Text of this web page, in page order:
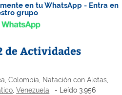
en tu WhatsApp - Entra en
grupo
de Actividades
,Colombia Natación con Aletas
,Venezuela
- Leído 3.956